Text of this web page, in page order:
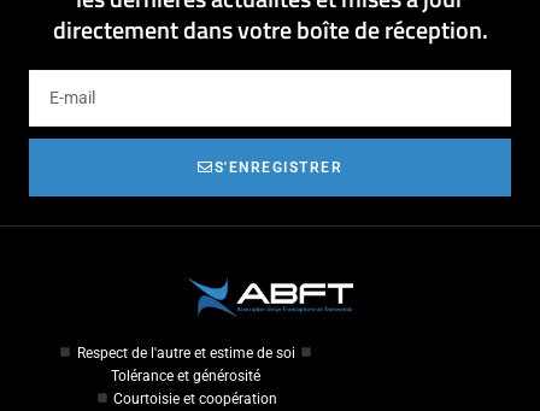
directement dans votre boîte de réception.
S'ENREGISTRER
Respect de l'autre et estime de soi
Tolérance et générosité
Courtoisie et coopération